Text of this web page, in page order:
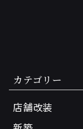
カテゴリー
店舗改装